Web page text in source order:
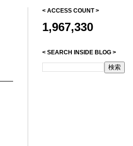
< ACCESS COUNT >
1,967,330
< SEARCH INSIDE BLOG >